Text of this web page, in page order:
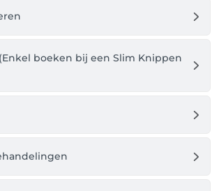
boeken bij een Slim Knippen